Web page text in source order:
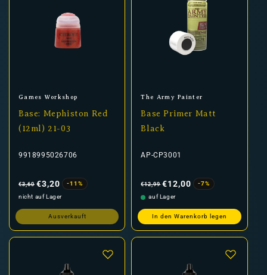
Anbieter:
Games Workshop
Base: Mephiston Red
(12ml) 21-03
9918995026706
Preis
€3,60 €3,20
-11%
nicht auf Lager
Ausverkauft
Anbieter:
The Army Painter
Base Primer Matt
Black
AP-CP3001
Preis
€12,99 €12,00
-7%
auf Lager
In den Warenkorb legen